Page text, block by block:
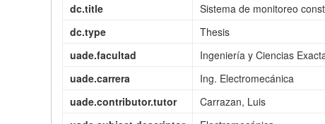
dc.title
Sistema de monitoreo
dc.type
Thesis
uade.facultad
Ingeniería y Ciencias
uade.carrera
Ing. Electromecánica
uade.contributor.tutor
Carrazan, Luis